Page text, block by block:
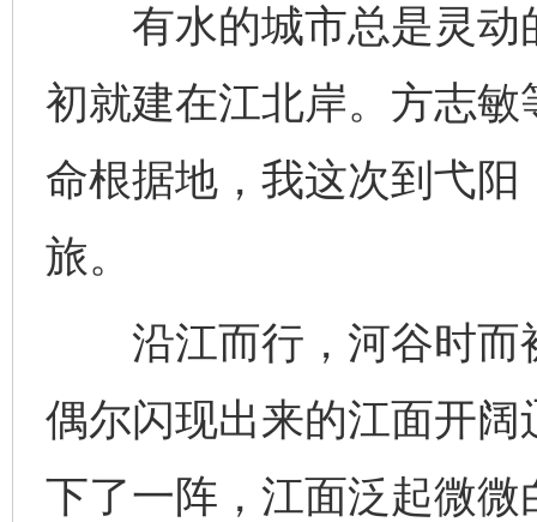
有水的城市总是灵动
初就建在江北岸。方志
命根据地，我这次到弋
旅。
沿江而行，河谷时而
偶尔闪现出来的江面开
下了一阵，江面泛起微